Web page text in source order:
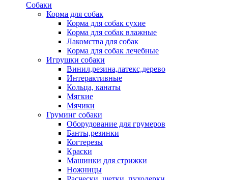
Собаки
Корма для собак
Корма для собак сухие
Корма для собак влажные
Лакомства для собак
Корма для собак лечебные
Игрушки собаки
Винил,резина,латекс,дерево
Интерактивные
Кольца, канаты
Мягкие
Мячики
Груминг собаки
Оборудование для грумеров
Банты,резинки
Когтерезы
Краски
Машинки для стрижки
Ножницы